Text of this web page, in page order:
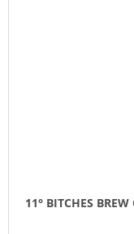
11° BITCHES